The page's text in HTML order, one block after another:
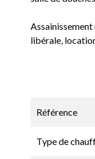
libérale,
Référence
Type de